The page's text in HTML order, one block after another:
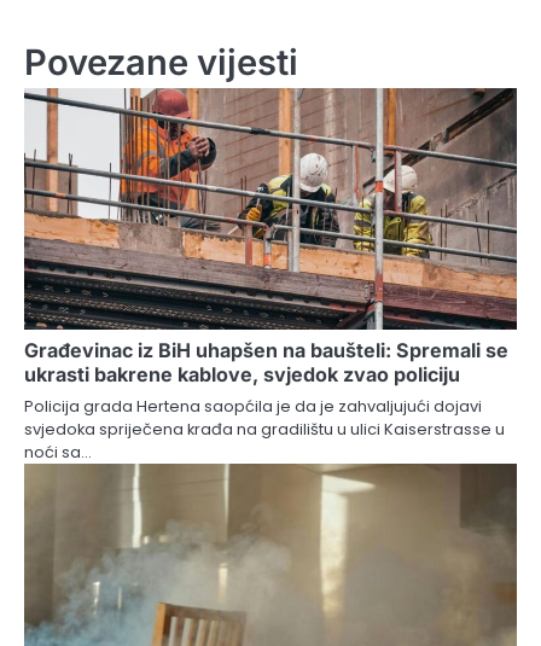
Povezane vijesti
Građevinac iz BiH uhapšen na baušteli: Spremali se
ukrasti bakrene kablove, svjedok zvao policiju
Policija grada Hertena saopćila je da je zahvaljujući dojavi
svjedoka spriječena krađa na gradilištu u ulici Kaiserstrasse u
noći sa…